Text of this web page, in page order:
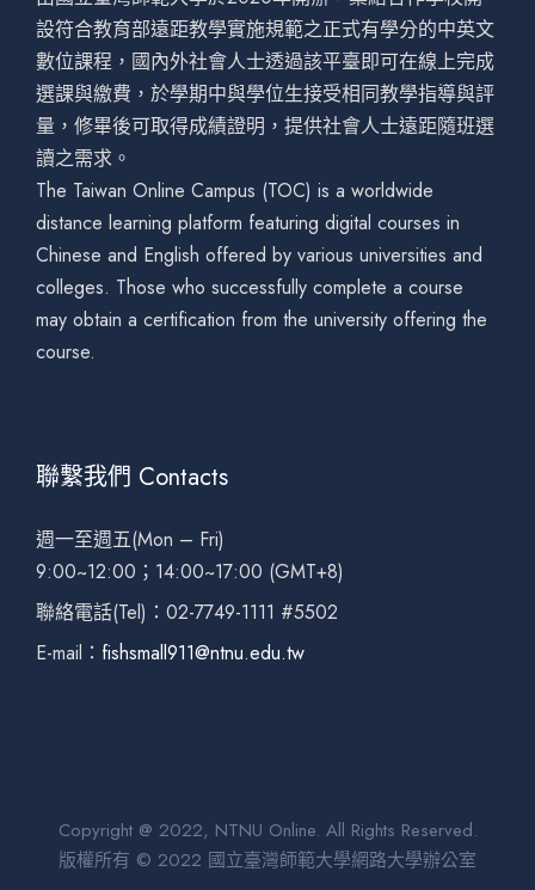
設符合教育部遠距教學實施規範之正式有學分的中英文
數位課程，國內外社會人士透過該平臺即可在線上完成
選課與繳費，於學期中與學位生接受相同教學指導與評
量，修畢後可取得成績證明，提供社會人士遠距隨班選
讀之需求。
The Taiwan Online Campus (TOC) is a worldwide
distance learning platform featuring digital courses in
Chinese and English offered by various universities and
colleges. Those who successfully complete a course
may obtain a certification from the university offering the
course.
聯繫我們 Contacts
週一至週五(Mon – Fri)
9:00~12:00；14:00~17:00 (GMT+8)
聯絡電話(Tel)：02-7749-1111 #5502
E-mail： fishsmall911@ntnu.edu.tw
Copyright @ 2022, NTNU Online. All Rights Reserved.
版權所有 © 2022 國立臺灣師範大學網路大學辦公室